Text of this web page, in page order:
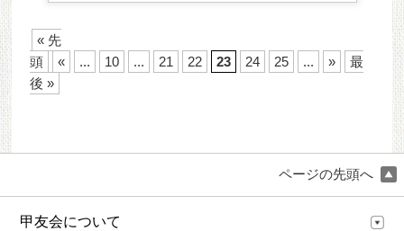
« 先
頭
« ... 10 ... 21 22 23 24 25 ... »
最
後 »
ページの先頭へ
甲友会について